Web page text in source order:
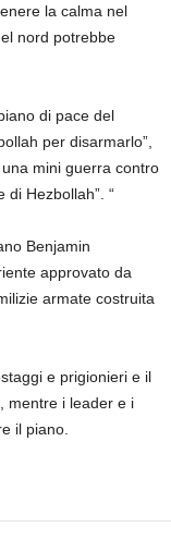
la calma nel
nord potrebbe
di pace del
per disarmarlo”,
mini guerra contro
Hezbollah”. “
Benjamin
approvato da
armate costruita
e prigionieri e il
mentre i leader e i
il piano.